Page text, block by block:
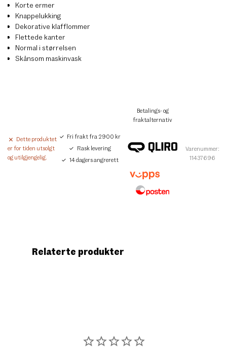
Korte ermer
Knappelukking
Dekorative klafflommer
Flettede kanter
Normal i størrelsen
Skånsom maskinvask
Dette produktet
er for tiden utsolgt
og utilgjengelig.
Fri frakt fra 2900 kr
Rask levering
14 dagers angrerett
Betalings- og
fraktalternativ
Varenummer:
11437696
Relaterte produkter